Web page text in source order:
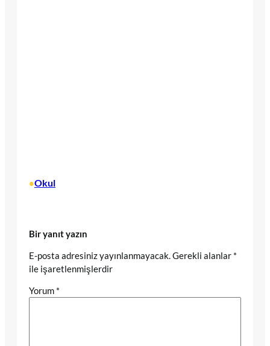
•Okul
Bir yanıt yazın
E-posta adresiniz yayınlanmayacak. Gerekli alanlar *
ile işaretlenmişlerdir
Yorum *